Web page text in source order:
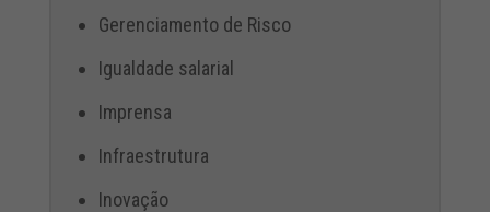
Gerenciamento de Risco
Igualdade salarial
Imprensa
Infraestrutura
Inovação